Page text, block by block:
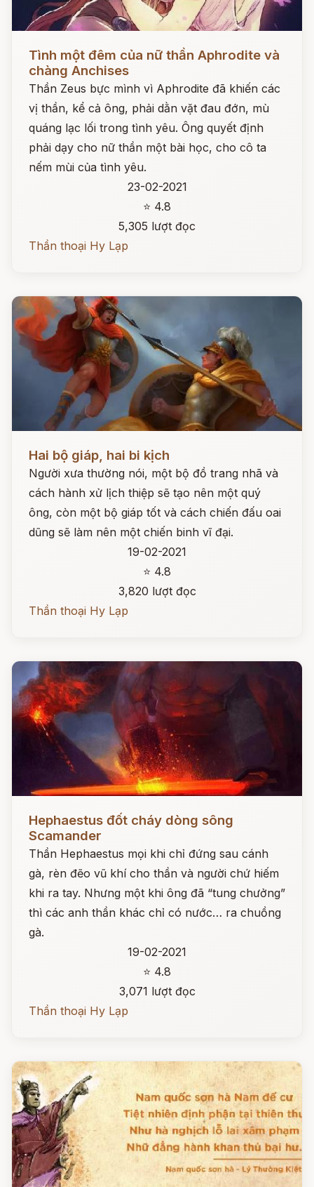
Tình một đêm của nữ thần Aphrodite và
chàng Anchises
Thần Zeus bực mình vì Aphrodite đã khiến các
vị thần, kể cả ông, phải dằn vặt đau đớn, mù
quáng lạc lối trong tình yêu. Ông quyết định
phải dạy cho nữ thần một bài học, cho cô ta
nếm mùi của tình yêu.
23-02-2021
⭐ 4.8
5,305 lượt đọc
Thần thoại Hy Lạp
Hai bộ giáp, hai bi kịch
Người xưa thường nói, một bộ đồ trang nhã và
cách hành xử lịch thiệp sẽ tạo nên một quý
ông, còn một bộ giáp tốt và cách chiến đấu oai
dũng sẽ làm nên một chiến binh vĩ đại.
19-02-2021
⭐ 4.8
3,820 lượt đọc
Thần thoại Hy Lạp
Hephaestus đốt cháy dòng sông
Scamander
Thần Hephaestus mọi khi chỉ đứng sau cánh
gà, rèn đẽo vũ khí cho thần và người chứ hiếm
khi ra tay. Nhưng một khi ông đã “tung chưởng”
thì các anh thần khác chỉ có nước… ra chuồng
gà.
19-02-2021
⭐ 4.8
3,071 lượt đọc
Thần thoại Hy Lạp